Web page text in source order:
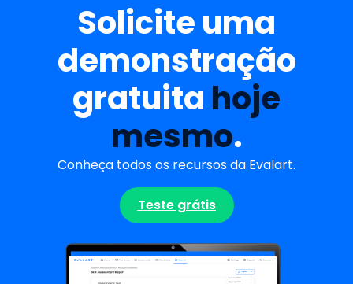
Solicite uma
demonstração
gratuita hoje
mesmo.
Conheça todos os recursos da Evalart.
Teste grátis